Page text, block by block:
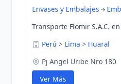
Envases y Embalajes
Transporte Flomir S.A.C.
Perú > Lima > Huaral
Pj Angel Uribe Nro 180
Ver Más